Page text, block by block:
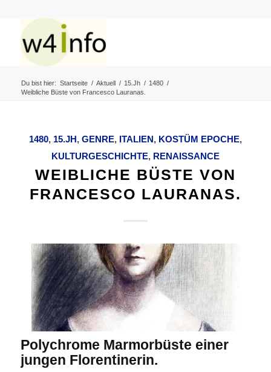
Du bist hier: Startseite / Aktuell / 15.Jh / 1480 /
Weibliche Büste von Francesco Lauranas.
1480, 15.JH, GENRE, ITALIEN, KOSTÜM EPOCHE,
KULTURGESCHICHTE, RENAISSANCE
WEIBLICHE BÜSTE VON
FRANCESCO LAURANAS.
Polychrome Marmorbüste einer
jungen Florentinerin.